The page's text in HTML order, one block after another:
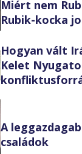
Miért nem
Rubik-kocka
Hogyan vált
Kelet
A
családok